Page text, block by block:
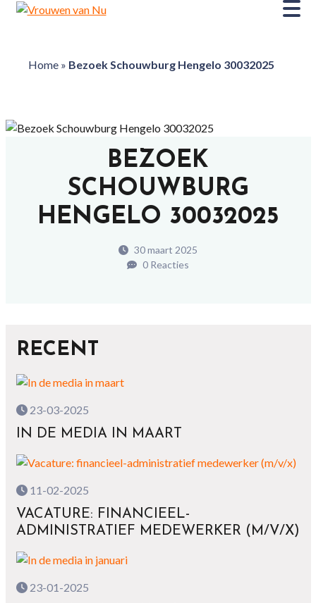
Home» Bezoek Schouwburg Hengelo 30032025
BEZOEK
SCHOUWBURG
HENGELO 30032025
30 maart 2025
0 Reacties
RECENT
23-03-2025
IN DE MEDIA IN MAART
11-02-2025
VACATURE: FINANCIEEL-
ADMINISTRATIEF MEDEWERKER (M/V/X)
23-01-2025